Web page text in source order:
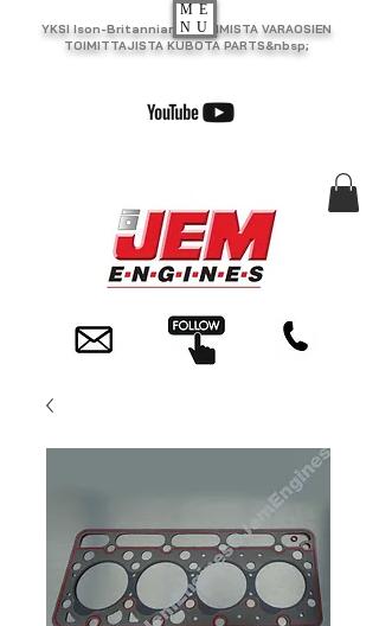
YKSI Ison-Britannian SUURIMISTA VARAOSIEN
TOIMITTAJISTA KUBOTA PARTS&nbsp;
ME
NU